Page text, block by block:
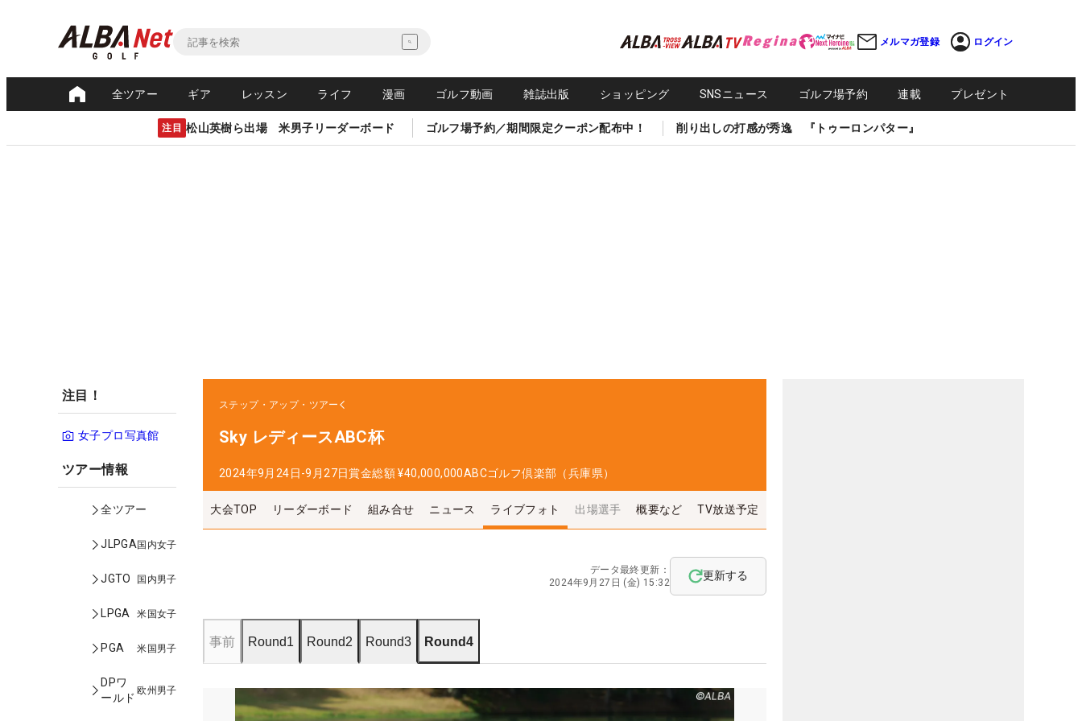
メルマガ登録 ログイン
全ツアー ギア レッスン ライフ 漫画 ゴルフ動画 雑誌出版 ショッピング SNSニュース ゴルフ場予約 連載 プレゼント
注目 松山英樹ら出場 米男子リーダーボード ゴルフ場予約／期間限定クーポン配布中！ 削り出しの打感が秀逸 『トゥーロンパター』
注目！
女子プロ写真館
ツアー情報
全ツアー
JLPGA国内女子
JGTO 国内男子
LPGA 米国女子
PGA 米国男子
DPワ
ールド
欧州男子
ステップ・アップ・ツアー
Sky レディースABC杯
2024年9月24日-9月27日賞金総額 ¥40,000,000ABCゴルフ倶楽部（兵庫県）
大会TOP リーダーボード 組み合せ ニュース ライブフォト 出場選手 概要など TV放送予定
データ最終更新：
2024年9月27日 (金) 15:32
更新する
事前 Round1 Round2 Round3 Round4